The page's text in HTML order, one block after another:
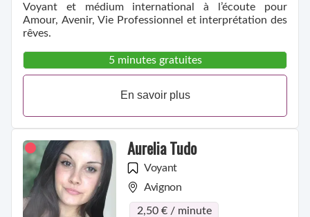
Voyant et médium international à l’écoute pour
Amour, Avenir, Vie Professionnel et interprétation des
rêves.
5 minutes gratuites
En savoir plus
Aurelia Tudo
Voyant
Avignon
2,50 € / minute